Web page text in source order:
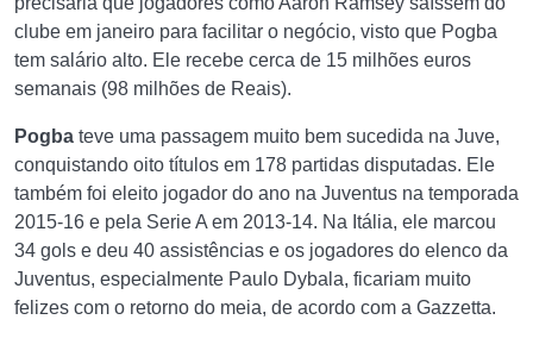
clube em janeiro para facilitar o negócio, visto que Pogba
tem salário alto. Ele recebe cerca de 15 milhões euros
semanais (98 milhões de Reais).
Pogba teve uma passagem muito bem sucedida na Juve,
conquistando oito títulos em 178 partidas disputadas. Ele
também foi eleito jogador do ano na Juventus na temporada
2015-16 e pela Serie A em 2013-14. Na Itália, ele marcou
34 gols e deu 40 assistências e os jogadores do elenco da
Juventus, especialmente Paulo Dybala, ficariam muito
felizes com o retorno do meia, de acordo com a Gazzetta.